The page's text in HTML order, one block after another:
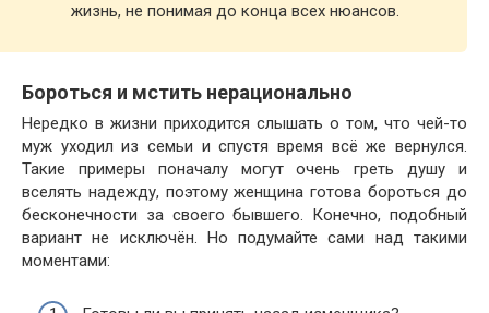
жизнь, не понимая до конца всех нюансов.
Бороться и мстить нерационально
Нередко в жизни приходится слышать о том, что чей-то
муж уходил из семьи и спустя время всё же вернулся.
Такие примеры поначалу могут очень греть душу и
вселять надежду, поэтому женщина готова бороться до
бесконечности за своего бывшего. Конечно, подобный
вариант не исключён. Но подумайте сами над такими
моментами: